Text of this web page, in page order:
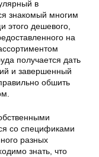
в
знакомый многим
дешевого,
на
получается дать
и завершенный
обшить
со спецификами
разных
знать, что